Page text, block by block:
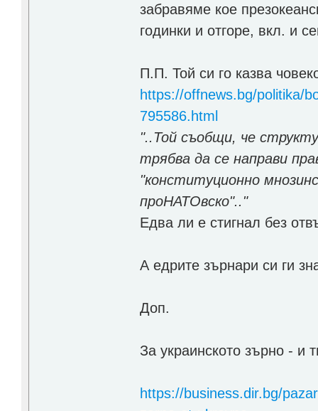
забравяме кое
годинки и отгоре, вкл. и
П.П. Той си го казва
https://offnews.bg/politika/
795586.html
"..Той съобщи, че
трябва да се направи
"конституционно
проНАТОвско".."
Едва ли е стигнал без
А едрите зърнари си ги
Доп.
За украинското зърно - и
https://business.dir.bg/